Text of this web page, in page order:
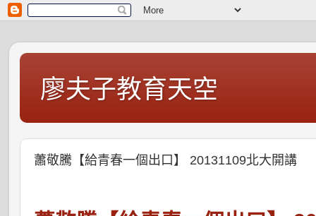
廖夫子教育天空
蕭敬騰【給青春一個出口】 20131109北大開講